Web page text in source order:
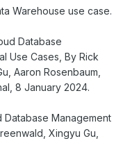
Warehouse use case.
Database
Use Cases, By Rick
Aaron Rosenbaum,
8 January 2024.
Database Management
Xingyu Gu,